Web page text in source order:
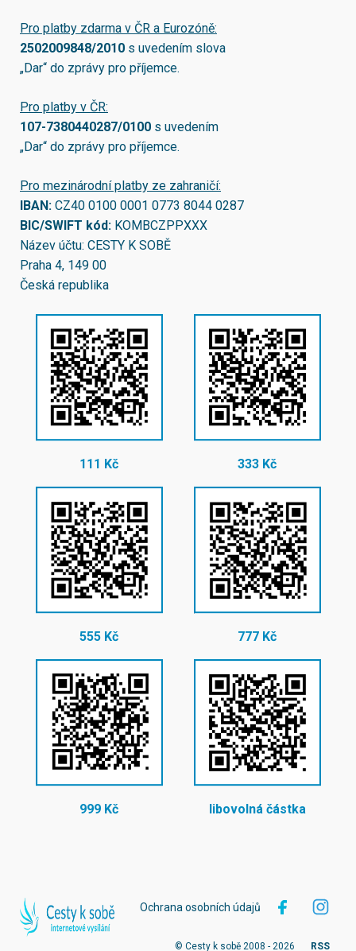
Pro platby zdarma v ČR a Eurozóně:
2502009848/2010 s uvedením slova
„Dar“ do zprávy pro příjemce.
Pro platby v ČR:
107-7380440287/0100 s uvedením
„Dar“ do zprávy pro příjemce.
Pro mezinárodní platby ze zahraničí:
IBAN: CZ40 0100 0001 0773 8044 0287
BIC/SWIFT kód: KOMBCZPPXXX
Název účtu: CESTY K SOBĚ
Praha 4, 149 00
Česká republika
111 Kč 333 Kč
555 Kč 777 Kč
999 Kč libovolná částka
Ochrana osobních údajů
© Cesty k sobě 2008 - 2026 RSS